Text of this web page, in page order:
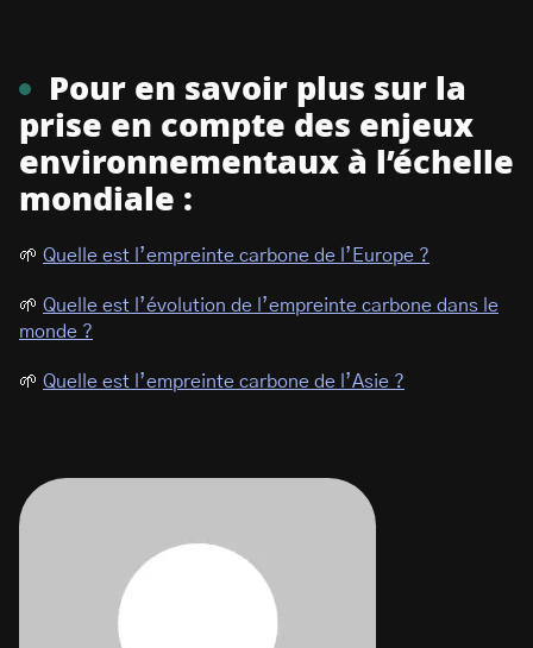
Pour en savoir plus sur la
prise en compte des enjeux
environnementaux à l’échelle
mondiale :
🌱 Quelle est l’empreinte carbone de l’Europe ?
🌱 Quelle est l’évolution de l’empreinte carbone dans le
monde ?
🌱 Quelle est l’empreinte carbone de l’Asie ?